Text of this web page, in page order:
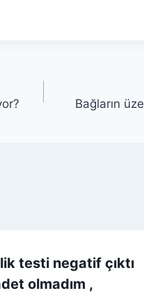
Bağların
testi negatif çıktı
olmadım ,